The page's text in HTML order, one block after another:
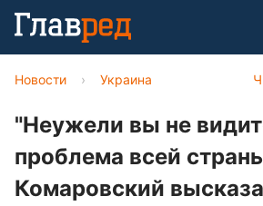
Новости › Украина
"Неужели вы не
проблема всей
Комаровский